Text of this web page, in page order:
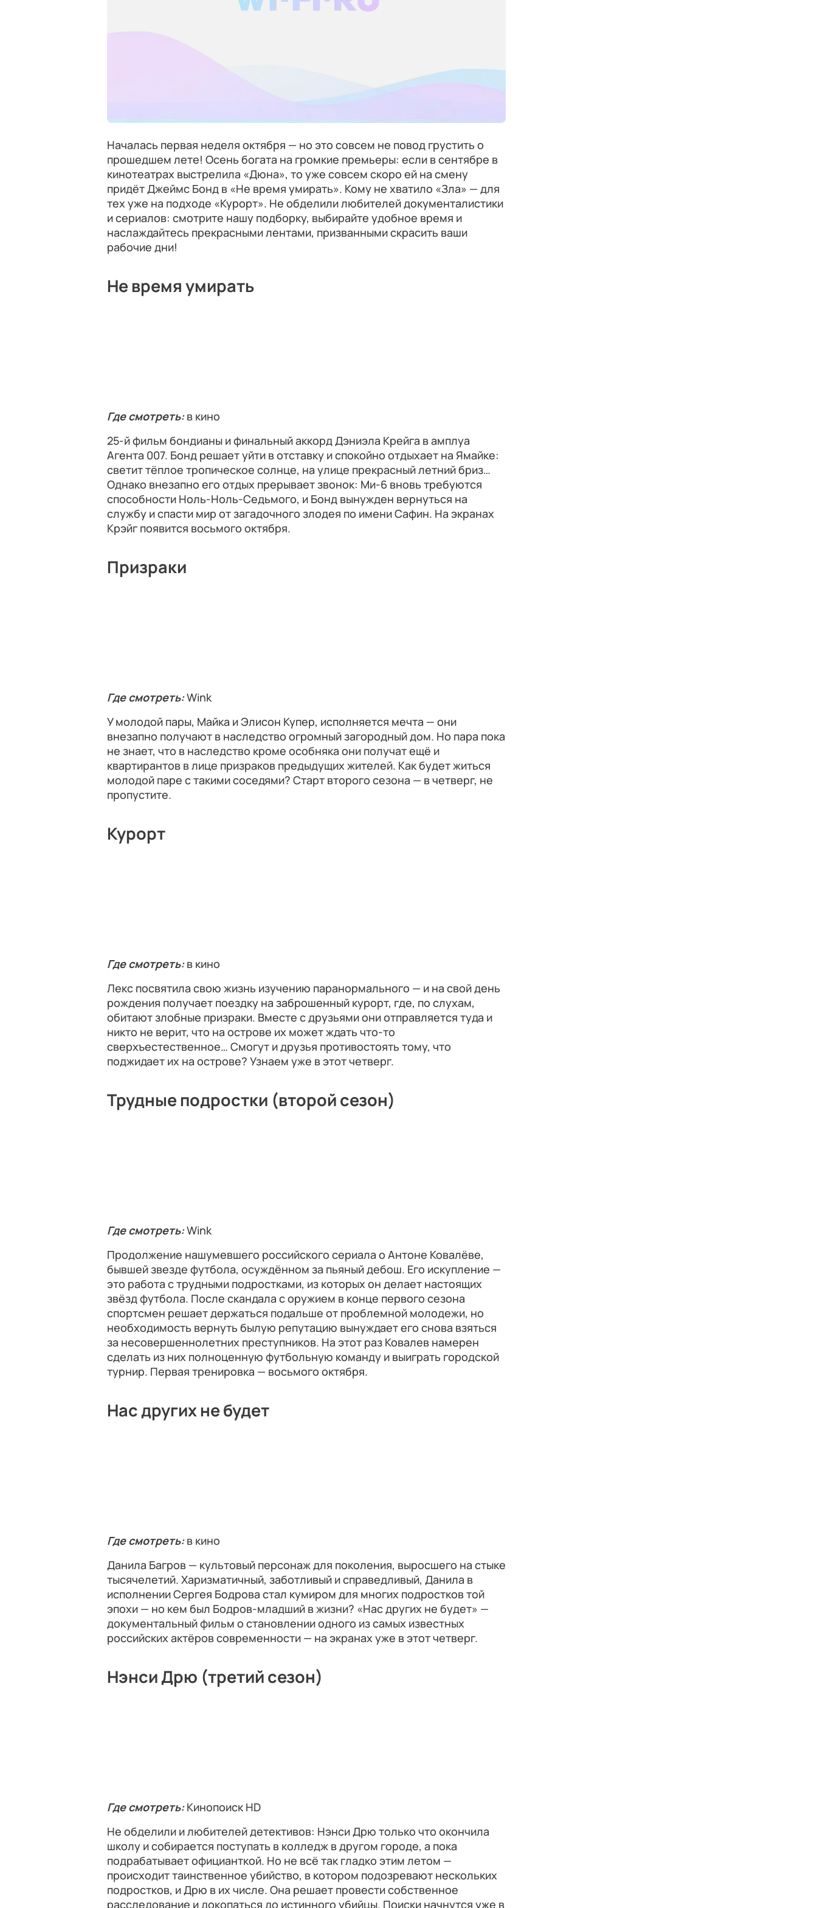
Началась первая неделя октября — но это совсем не повод грустить о
прошедшем лете! Осень богата на громкие премьеры: если в сентябре в
кинотеатрах выстрелила «Дюна», то уже совсем скоро ей на смену
придёт Джеймс Бонд в «Не время умирать». Кому не хватило «Зла» — для
тех уже на подходе «Курорт». Не обделили любителей документалистики
и сериалов: смотрите нашу подборку, выбирайте удобное время и
наслаждайтесь прекрасными лентами, призванными скрасить ваши
рабочие дни!
Не время умирать
Где смотреть:в кино
25-й фильм бондианы и финальный аккорд Дэниэла Крейга в амплуа
Агента 007. Бонд решает уйти в отставку и спокойно отдыхает на Ямайке:
светит тёплое тропическое солнце, на улице прекрасный летний бриз…
Однако внезапно его отдых прерывает звонок: Ми-6 вновь требуются
способности Ноль-Ноль-Седьмого, и Бонд вынужден вернуться на
службу и спасти мир от загадочного злодея по имени Сафин. На экранах
Крэйг появится восьмого октября.
Призраки
Где смотреть:Wink
У молодой пары, Майка и Элисон Купер, исполняется мечта — они
внезапно получают в наследство огромный загородный дом. Но пара пока
не знает, что в наследство кроме особняка они получат ещё и
квартирантов в лице призраков предыдущих жителей. Как будет житься
молодой паре с такими соседями? Старт второго сезона — в четверг, не
пропустите.
Курорт
Где смотреть:в кино
Лекс посвятила свою жизнь изучению паранормального — и на свой день
рождения получает поездку на заброшенный курорт, где, по слухам,
обитают злобные призраки. Вместе с друзьями они отправляется туда и
никто не верит, что на острове их может ждать что-то
сверхъестественное… Смогут и друзья противостоять тому, что
поджидает их на острове? Узнаем уже в этот четверг.
Трудные подростки (второй сезон)
Где смотреть:Wink
Продолжение нашумевшего российского сериала о Антоне Ковалёве,
бывшей звезде футбола, осуждённом за пьяный дебош. Его искупление —
это работа с трудными подростками, из которых он делает настоящих
звёзд футбола. После скандала с оружием в конце первого сезона
спортсмен решает держаться подальше от проблемной молодежи, но
необходимость вернуть былую репутацию вынуждает его снова взяться
за несовершеннолетних преступников. На этот раз Ковалев намерен
сделать из них полноценную футбольную команду и выиграть городской
турнир. Первая тренировка — восьмого октября.
Нас других не будет
Где смотреть:в кино
Данила Багров — культовый персонаж для поколения, выросшего на стыке
тысячелетий. Харизматичный, заботливый и справедливый, Данила в
исполнении Сергея Бодрова стал кумиром для многих подростков той
эпохи — но кем был Бодров-младший в жизни? «Нас других не будет» —
документальный фильм о становлении одного из самых известных
российских актёров современности — на экранах уже в этот четверг.
Нэнси Дрю (третий сезон)
Где смотреть:Кинопоиск HD
Не обделили и любителей детективов: Нэнси Дрю только что окончила
школу и собирается поступать в колледж в другом городе, а пока
подрабатывает официанткой. Но не всё так гладко этим летом —
происходит таинственное убийство, в котором подозревают нескольких
подростков, и Дрю в их числе. Она решает провести собственное
расследование и докопаться до истинного убийцы. Поиски начнутся уже в